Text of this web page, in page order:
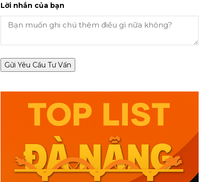
Lời nhắn của bạn
Gửi Yêu Cầu Tư Vấn